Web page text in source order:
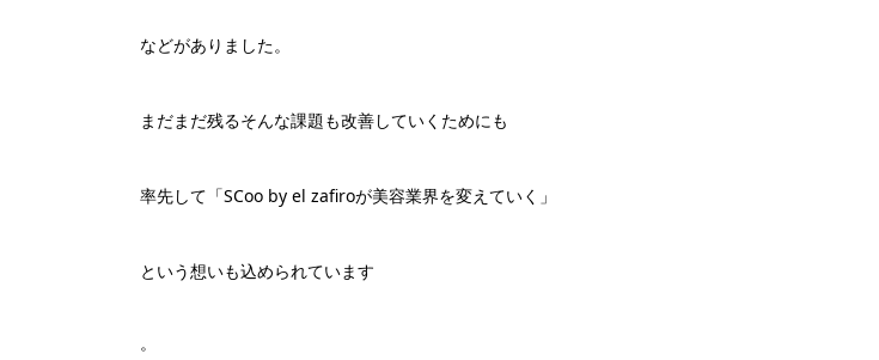
などがありました。
まだまだ残るそんな課題も改善していくためにも
率先して「SCoo by el zafiroが美容業界を変えていく」
という想いも込められています
。